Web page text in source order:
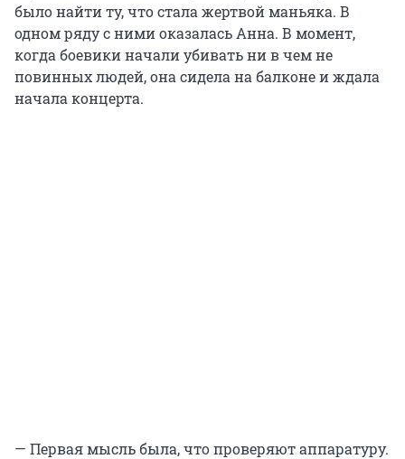
было найти ту, что стала жертвой маньяка. В
одном ряду с ними оказалась Анна. В момент,
когда боевики начали убивать ни в чем не
повинных людей, она сидела на балконе и ждала
начала концерта.
— Первая мысль была, что проверяют аппаратуру.